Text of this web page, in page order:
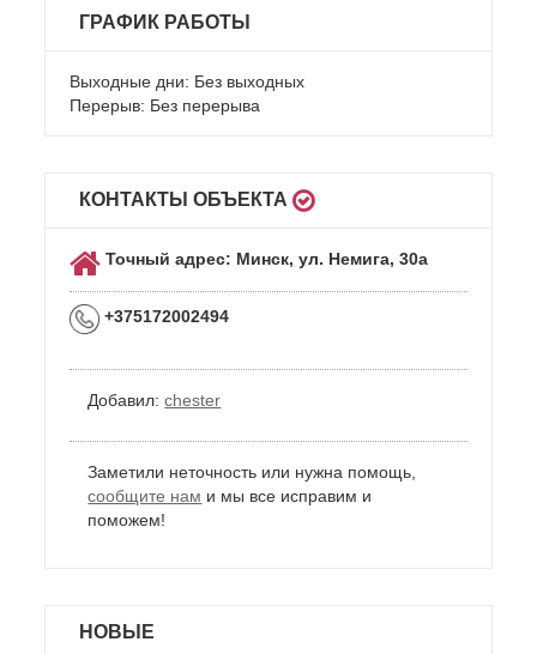
ГРАФИК РАБОТЫ
Выходные дни: Без выходных
Перерыв: Без перерыва
КОНТАКТЫ ОБЪЕКТА
Точный адрес: Минск, ул. Немига, 30а
+375172002494
Добавил: chester
Заметили неточность или нужна помощь,
сообщите нам и мы все исправим и
поможем!
НОВЫЕ